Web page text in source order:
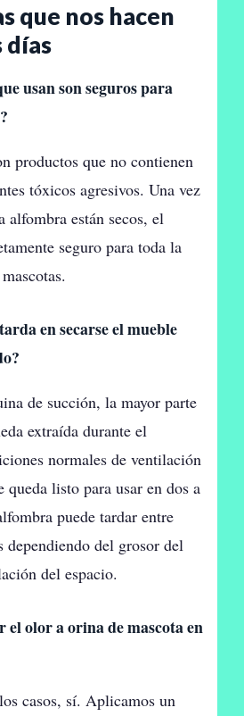
que nos hacen
días
usan son seguros para
productos que no contienen
tóxicos agresivos. Una vez
alfombra están secos, el
seguro para toda la
en secarse el mueble
de succión, la mayor parte
extraída durante el
normales de ventilación
listo para usar en dos a
puede tardar entre
dependiendo del grosor del
del espacio.
el olor a orina de mascota en
casos, sí. Aplicamos un